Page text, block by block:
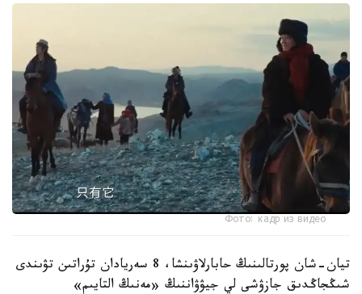
Фото: кадр из видео
تيان-شان پورتالىنىڭ حابارلاۋىنشا، 8 سەريادان تۇراتىن تۋىندى
شىڭجاڭدىق جازۋشى لي جيۋۋاننىڭ «مەنىڭ التايىم»